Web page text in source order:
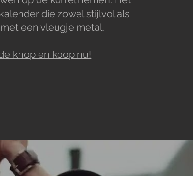
die zowel stijlvol als
een vleugje metal.
knop en koop nu!